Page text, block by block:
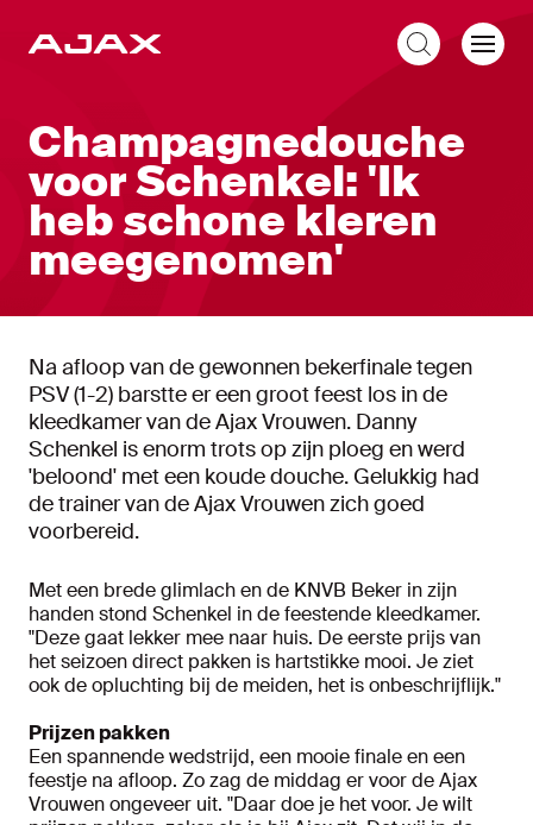
Champagnedouche
voor Schenkel: 'Ik
heb schone kleren
meegenomen'
Na afloop van de gewonnen bekerfinale tegen
PSV (1-2) barstte er een groot feest los in de
kleedkamer van de Ajax Vrouwen. Danny
Schenkel is enorm trots op zijn ploeg en werd
'beloond' met een koude douche. Gelukkig had
de trainer van de Ajax Vrouwen zich goed
voorbereid.
Met een brede glimlach en de KNVB Beker in zijn
handen stond Schenkel in de feestende kleedkamer.
"Deze gaat lekker mee naar huis. De eerste prijs van
het seizoen direct pakken is hartstikke mooi. Je ziet
ook de opluchting bij de meiden, het is onbeschrijflijk."
Prijzen pakken
Een spannende wedstrijd, een mooie finale en een
feestje na afloop. Zo zag de middag er voor de Ajax
Vrouwen ongeveer uit. "Daar doe je het voor. Je wilt